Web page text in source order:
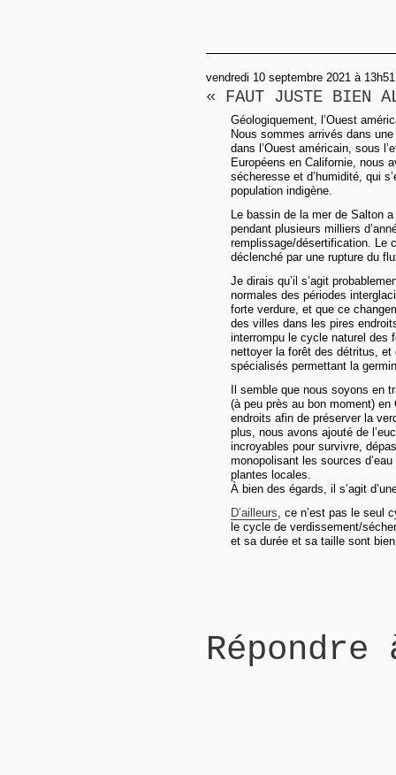
vendredi 10 septembre 2021 à
« FAUT JUSTE BIEN
Géologiquement, l’Ouest
Nous sommes arrivés dans
dans l’Ouest américain, sous
Européens en Californie, nous
sécheresse et d’humidité, qui
population indigène.
Le bassin de la mer de Salton
pendant plusieurs milliers
remplissage/désertification. Le
déclenché par une rupture du
Je dirais qu’il s’agit
normales des périodes
forte verdure, et que ce
des villes dans les pires
interrompu le cycle naturel des
nettoyer la forêt des détritus,
spécialisés permettant la
Il semble que nous soyons en
(à peu près au bon moment) en
endroits afin de préserver la
plus, nous avons ajouté de
incroyables pour survivre,
monopolisant les sources
plantes locales.
À bien des égards, il s’agit
D’ailleurs , ce n’est pas le seul
le cycle de verdissement/
et sa durée et sa taille sont